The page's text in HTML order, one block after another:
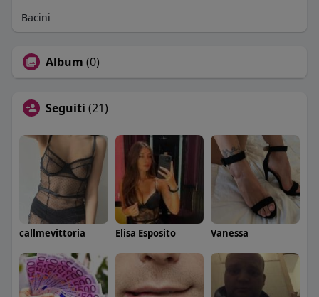
Bacini
Album (0)
Seguiti (21)
callmevittoria Elisa Esposito Vanessa